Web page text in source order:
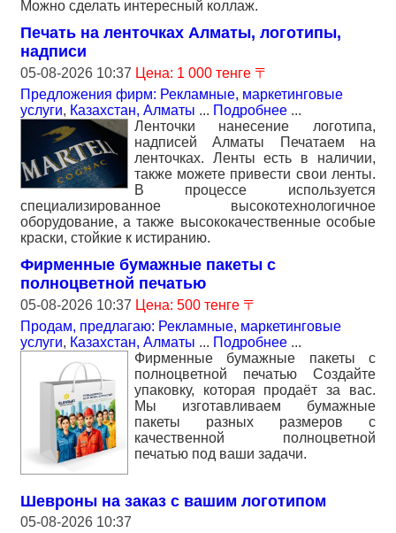
Можно сделать интересный коллаж.
Печать на ленточках Алматы, логотипы,
надписи
05-08-2026 10:37 Цена: 1 000 тенге 〒
Предложения фирм: Рекламные, маркетинговые
услуги, Казахстан, Алматы ... Подробнее ...
Ленточки нанесение логотипа,
надписей Алматы Печатаем на
ленточках. Ленты есть в наличии,
также можете привести свои ленты.
В процессе используется
специализированное высокотехнологичное
оборудование, а также высококачественные особые
краски, стойкие к истиранию.
Фирменные бумажные пакеты с
полноцветной печатью
05-08-2026 10:37 Цена: 500 тенге 〒
Продам, предлагаю: Рекламные, маркетинговые
услуги, Казахстан, Алматы ... Подробнее ...
Фирменные бумажные пакеты с
полноцветной печатью Создайте
упаковку, которая продаёт за вас.
Мы изготавливаем бумажные
пакеты разных размеров с
качественной полноцветной
печатью под ваши задачи.
Шевроны на заказ с вашим логотипом
05-08-2026 10:37